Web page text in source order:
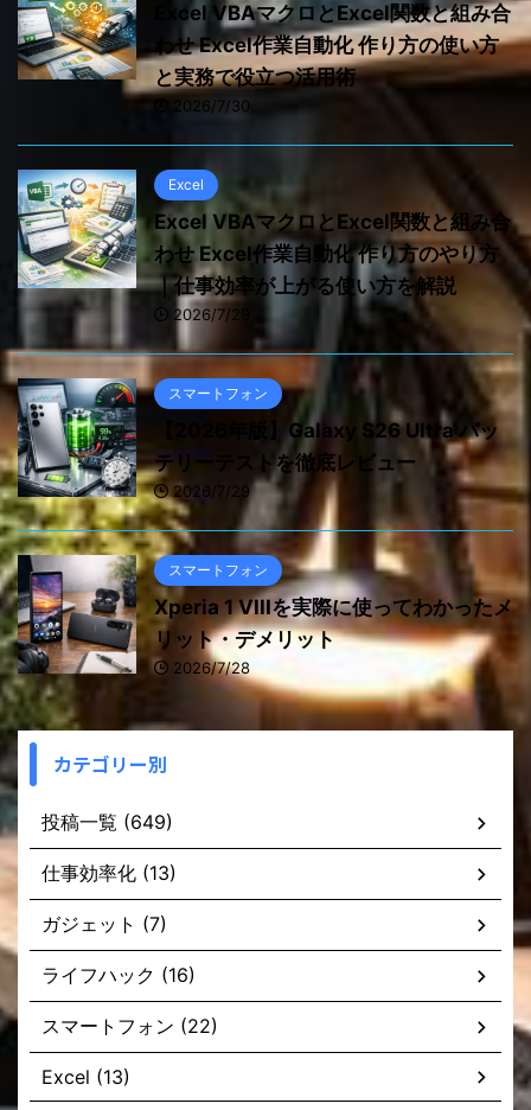
Excel VBAマクロとExcel関数と組み合
わせ Excel作業自動化 作り方の使い方
と実務で役立つ活用術
2026/7/30
Excel
Excel VBAマクロとExcel関数と組み合
わせ Excel作業自動化 作り方のやり方
｜仕事効率が上がる使い方を解説
2026/7/29
スマートフォン
【2026年版】Galaxy S26 Ultra バッ
テリーテストを徹底レビュー
2026/7/29
スマートフォン
Xperia 1 VIIIを実際に使ってわかったメ
リット・デメリット
2026/7/28
カテゴリー別
投稿一覧 (649)
仕事効率化 (13)
ガジェット (7)
ライフハック (16)
スマートフォン (22)
Excel (13)